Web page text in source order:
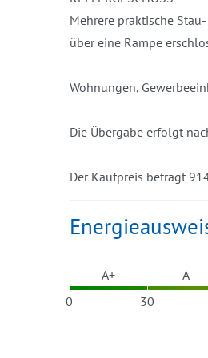
Mehrere praktische
über eine Rampe
Wohnungen,
Die Übergabe erfolgt
Der Kaufpreis beträgt
0
A+
30
A